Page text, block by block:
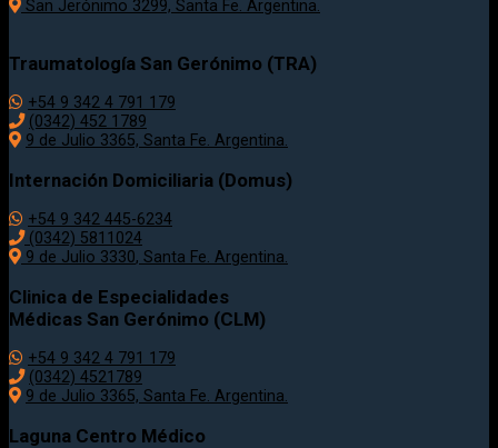
San Jerónimo 3299, Santa Fe. Argentina.
Traumatología San Gerónimo (TRA)
+54 9 342 4 791 179
(0342) 452 1789
9 de Julio 3365, Santa Fe. Argentina.
Internación Domiciliaria (Domus)
+54 9 342 445-6234
(0342) 5811024
9 de Julio 3330, Santa Fe. Argentina.
Clinica de Especialidades
Médicas San Gerónimo (CLM)
+54 9 342 4 791 179
(0342) 4521789
9 de Julio 3365, Santa Fe. Argentina.
Laguna Centro Médico